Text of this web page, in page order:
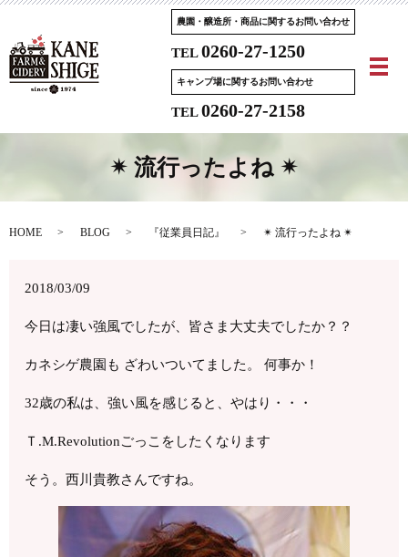
農園・醸造所・商品に関するお問い合わせ
TEL0260-27-1250
キャンプ場に関するお問い合わせ
TEL0260-27-2158
メ
✴︎ 流行ったよね ✴︎
HOME BLOG 『従業員日記』 ✴︎ 流行ったよね ✴︎
2018/03/09
今日は凄い強風でしたが、皆さま大丈夫でしたか？？
カネシゲ農園も ざわいついてました。 何事か！
32歳の私は、強い風を感じると、やはり・・・
Ｔ.M.Revolutionごっこをしたくなります
そう。西川貴教さんですね。